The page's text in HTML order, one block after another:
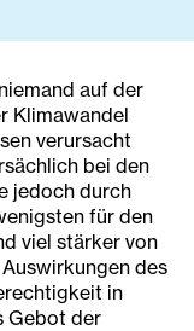
auf der
Klimawandel
verursacht
bei den
jedoch durch
für den
viel stärker von
des
in
Gebot der